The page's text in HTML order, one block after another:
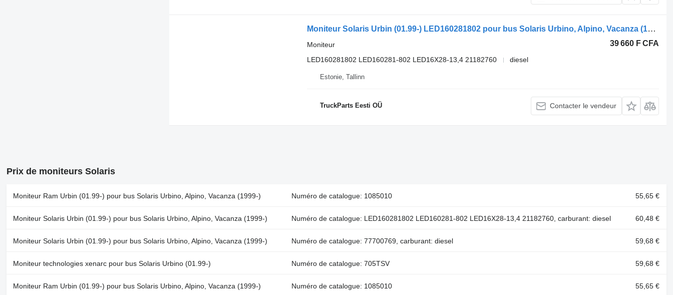
Moniteur Solaris Urbin (01.99-) LED160281802 pour bus Solaris Urbino, Alpino, Vacanza (1999-)
39 660 F CFA
Moniteur
LED160281802 LED160281-802 LED16X28-13,4 21182760
diesel
Estonie, Tallinn
TruckParts Eesti OÜ Contacter le vendeur
Prix de moniteurs Solaris
Moniteur Ram Urbin (01.99-) pour bus Solaris Urbino, Alpino, Vacanza (1999-) Numéro de catalogue: 1085010 55,65 €
Moniteur Solaris Urbin (01.99-) pour bus Solaris Urbino, Alpino, Vacanza (1999-) Numéro de catalogue: LED160281802 LED160281-802 LED16X28-13,4 21182760, carburant: diesel 60,48 €
Moniteur Solaris Urbin (01.99-) pour bus Solaris Urbino, Alpino, Vacanza (1999-) Numéro de catalogue: 77700769, carburant: diesel 59,68 €
Moniteur technologies xenarc pour bus Solaris Urbino (01.99-) Numéro de catalogue: 705TSV 59,68 €
Moniteur Ram Urbin (01.99-) pour bus Solaris Urbino, Alpino, Vacanza (1999-) Numéro de catalogue: 1085010 55,65 €